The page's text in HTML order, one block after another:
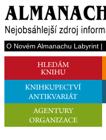
O Novém Almanachu Labyrint|